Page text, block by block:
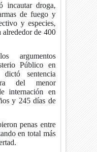
incautar droga,
de fuego y
y especies,
alrededor de 400
argumentos
Público en
sentencia
del menor
internación en
y 245 días de
penas entre
en total más